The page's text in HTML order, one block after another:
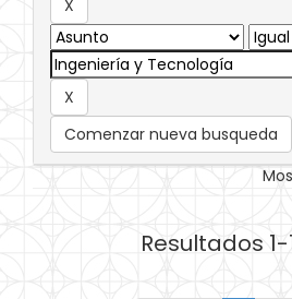
Comenzar nueva busqueda
Resultados 1-